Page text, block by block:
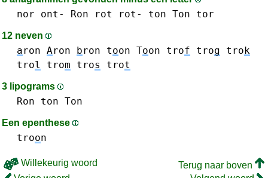
nor ont- Ron rot rot- ton Ton tor
12 neven
aron Aron bron toon Toon trof trog trok
trol trom tros trot
3 lipograms
Ron ton Ton
Een epenthese
troon
Willekeurig woord
Terug naar boven